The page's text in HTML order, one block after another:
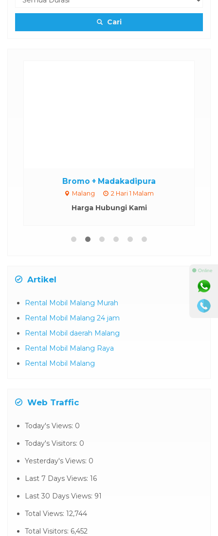
Cari
Bromo + Madakadipura
Malang 2 Hari 1 Malam
Harga Hubungi Kami
Artikel
Rental Mobil Malang Murah
Rental Mobil Malang 24 jam
Rental Mobil daerah Malang
Rental Mobil Malang Raya
Rental Mobil Malang
Web Traffic
Today's Views: 0
Today's Visitors: 0
Yesterday's Views: 0
Last 7 Days Views: 16
Last 30 Days Views: 91
Total Views: 12,744
Total Visitors: 6,452
⚫ Online